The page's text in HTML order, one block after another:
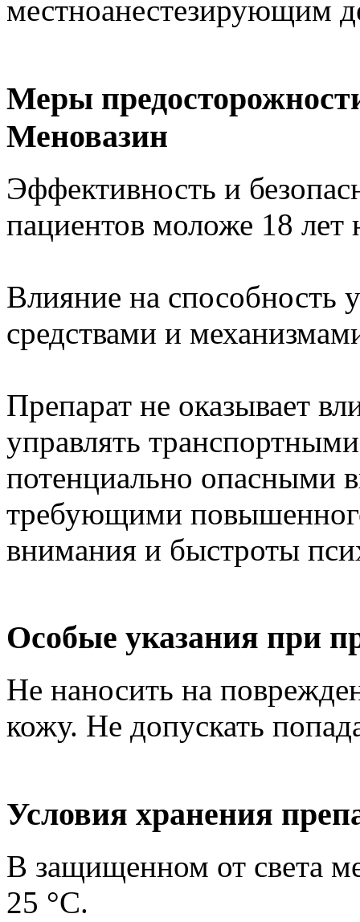
местноанестезирующим
Меры
Меновазин
Эффективность и
пациентов моложе 18 лет
Влияние на способность
средствами и
Препарат не оказывает
управлять
потенциально опасными
требующими
внимания и быстроты
Особые указания при
Не наносить на
кожу. Не допускать
Условия хранения
В защищенном от света
25 °C.